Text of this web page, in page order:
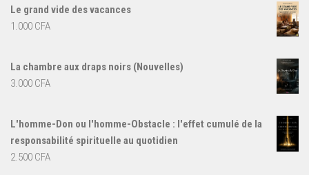
Le grand vide des vacances
1.000 CFA
La chambre aux draps noirs (Nouvelles)
3.000 CFA
L'homme-Don ou l'homme-Obstacle : l'effet cumulé de la
responsabilité spirituelle au quotidien
2.500 CFA